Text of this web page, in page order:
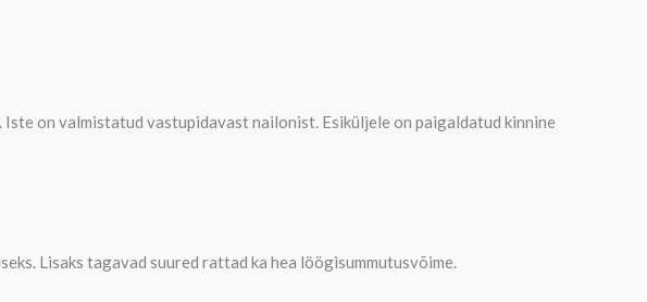
on valmistatud vastupidavast nailonist. Esiküljele on paigaldatud kinnine
Lisaks tagavad suured rattad ka hea löögisummutusvõime.